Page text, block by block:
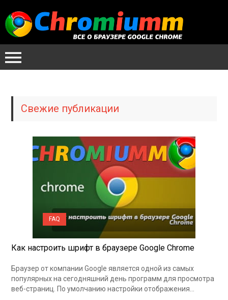
Свежие публикации
FAQ
Как настроить шрифт в браузере Google Chrome
Браузер от компании Google является одной из самых
популярных на сегодняшний день программ для просмотра
веб-страниц. По умолчанию настройки отображения…